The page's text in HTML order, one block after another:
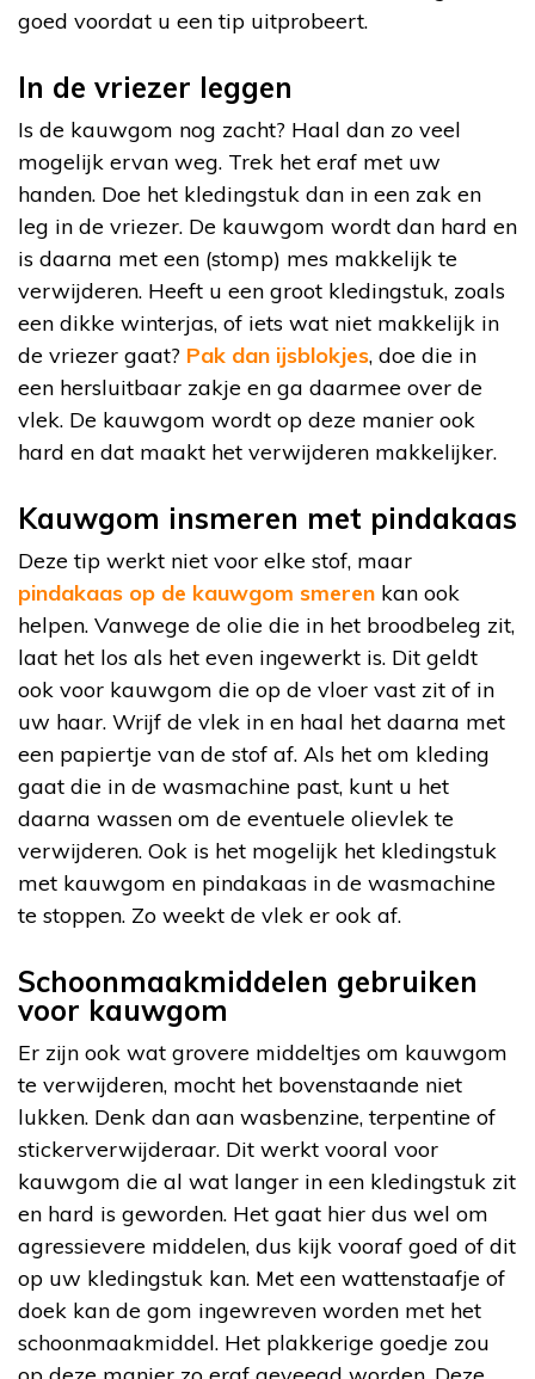
goed voordat u een tip uitprobeert.
In de vriezer leggen
Is de kauwgom nog zacht? Haal dan zo veel
mogelijk ervan weg. Trek het eraf met uw
handen. Doe het kledingstuk dan in een zak en
leg in de vriezer. De kauwgom wordt dan hard en
is daarna met een (stomp) mes makkelijk te
verwijderen. Heeft u een groot kledingstuk, zoals
een dikke winterjas, of iets wat niet makkelijk in
de vriezer gaat? Pak dan ijsblokjes, doe die in
een hersluitbaar zakje en ga daarmee over de
vlek. De kauwgom wordt op deze manier ook
hard en dat maakt het verwijderen makkelijker.
Kauwgom insmeren met pindakaas
Deze tip werkt niet voor elke stof, maar
pindakaas op de kauwgom smeren kan ook
helpen. Vanwege de olie die in het broodbeleg zit,
laat het los als het even ingewerkt is. Dit geldt
ook voor kauwgom die op de vloer vast zit of in
uw haar. Wrijf de vlek in en haal het daarna met
een papiertje van de stof af. Als het om kleding
gaat die in de wasmachine past, kunt u het
daarna wassen om de eventuele olievlek te
verwijderen. Ook is het mogelijk het kledingstuk
met kauwgom en pindakaas in de wasmachine
te stoppen. Zo weekt de vlek er ook af.
Schoonmaakmiddelen gebruiken
voor kauwgom
Er zijn ook wat grovere middeltjes om kauwgom
te verwijderen, mocht het bovenstaande niet
lukken. Denk dan aan wasbenzine, terpentine of
stickerverwijderaar. Dit werkt vooral voor
kauwgom die al wat langer in een kledingstuk zit
en hard is geworden. Het gaat hier dus wel om
agressievere middelen, dus kijk vooraf goed of dit
op uw kledingstuk kan. Met een wattenstaafje of
doek kan de gom ingewreven worden met het
schoonmaakmiddel. Het plakkerige goedje zou